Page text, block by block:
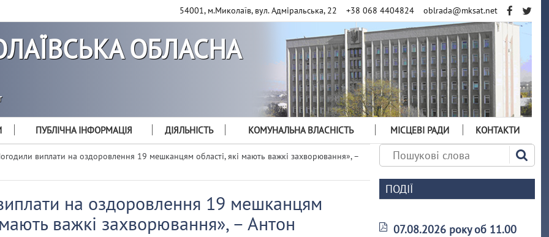
54001, м.Миколаїв, вул. Адміральська, 22 +38 068 4404824 oblrada@mksat.net
ОБЛАСНА
ПУБЛІЧНА ІНФОРМАЦІЯ ДІЯЛЬНІСТЬ КОМУНАЛЬНА ВЛАСНІСТЬ МІСЦЕВІ РАДИ КОНТАКТИ
виплати на оздоровлення 19 мешканцям області, які мають важкі захворювання», –
на оздоровлення 19 мешканцям
мають важкі захворювання», – Антон
ПОДІЇ
07.08.2026 року об 11.00